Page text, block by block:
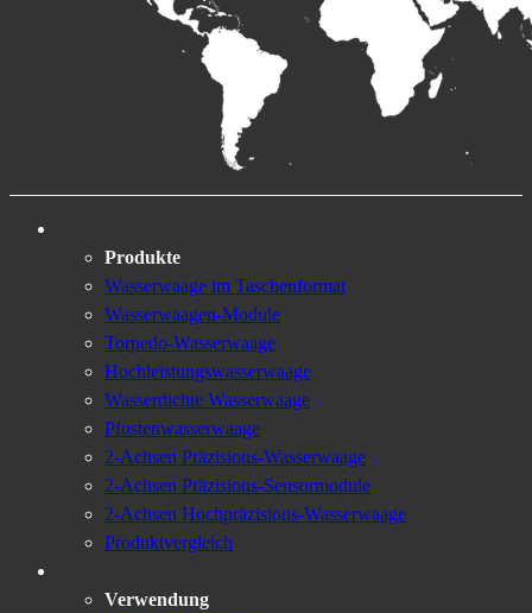
Produkte
Wasserwaage im Taschenformat
Wasserwaagen-Module
Torpedo-Wasserwaage
Hochleistungswasserwaage
Wasserdichte Wasserwaage
Pfostenwasserwaage
2-Achsen Präzisions-Wasserwaage
2-Achsen Präzisions-Sensormodule
2-Achsen Hochpräzisions-Wasserwaage
Produktvergleich
Verwendung